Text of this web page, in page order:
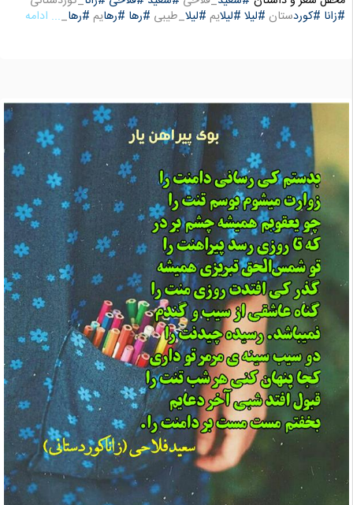
#زانا #کوردستان #لیلا #لیلایم #لیلا_طیبی #رها #رهایم #رها_... ادامه